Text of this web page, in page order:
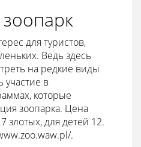
для туристов,
Ведь здесь
на редкие виды
в
которые
зоопарка. Цена
злотых, для детей 12.
.